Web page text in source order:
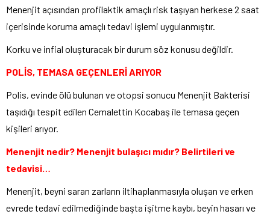
Menenjit açısından profilaktik amaçlı risk taşıyan herkese 2 saat
içerisinde koruma amaçlı tedavi işlemi uygulanmıştır.
Korku ve infial oluşturacak bir durum söz konusu değildir.
POLİS, TEMASA GEÇENLERİ ARIYOR
Polis, evinde ölü bulunan ve otopsi sonucu Menenjit Bakterisi
taşıdığı tespit edilen Cemalettin Kocabaş ile temasa geçen
kişileri arıyor.
Menenjit nedir? Menenjit bulaşıcı mıdır? Belirtileri ve
tedavisi…
Menenjit, beyni saran zarların iltihaplanmasıyla oluşan ve erken
evrede tedavi edilmediğinde başta işitme kaybı, beyin hasarı ve